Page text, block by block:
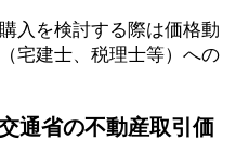
入を検討する際は価格動
宅建士、税理士等）への
通省の不動産取引価